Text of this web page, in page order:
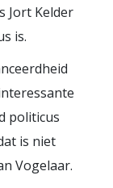
Jort Kelder
is.
politicus
is niet
Vogelaar.